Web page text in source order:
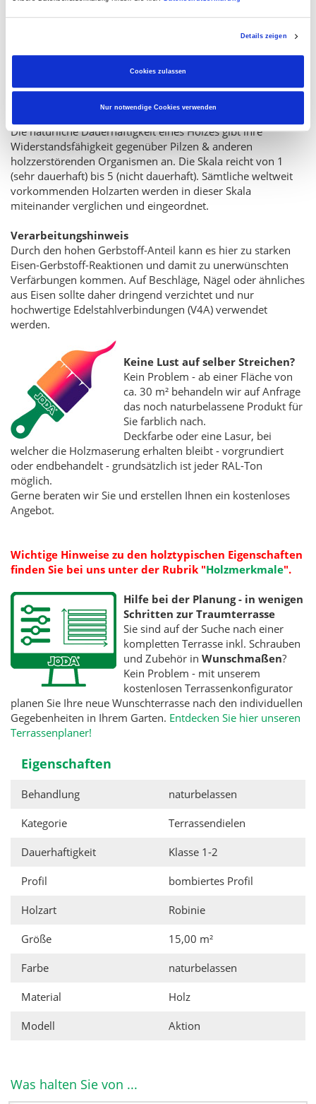
Details zeigen
Cookies zulassen
Nur notwendige Cookies verwenden
Bewitterung eine silber-graue Patina. Um die natürliche
Farbgebung der Robinie zu erhalten, sollte diese direkt oder
sogar vor Verarbeitung behandelt werden z. B.
mitJoda color Terrassenöl.
Die natürliche Dauerhaftigkeit eines Holzes gibt ihre
Widerstandsfähigkeit gegenüber Pilzen & anderen
holzzerstörenden Organismen an. Die Skala reicht von 1
(sehr dauerhaft) bis 5 (nicht dauerhaft). Sämtliche weltweit
vorkommenden Holzarten werden in dieser Skala
miteinander verglichen und eingeordnet.
Verarbeitungshinweis
Durch den hohen Gerbstoff-Anteil kann es hier zu starken
Eisen-Gerbstoff-Reaktionen und damit zu unerwünschten
Verfärbungen kommen. Auf Beschläge, Nägel oder ähnliches
aus Eisen sollte daher dringend verzichtet und nur
hochwertige Edelstahlverbindungen (V4A) verwendet
werden.
Keine Lust auf selber Streichen?
Kein Problem - ab einer Fläche von
ca. 30 m² behandeln wir auf Anfrage
das noch naturbelassene Produkt für
Sie farblich nach.
Deckfarbe oder eine Lasur, bei
welcher die Holzmaserung erhalten bleibt - vorgrundiert
oder endbehandelt - grundsätzlich ist jeder RAL-Ton
möglich.
Gerne beraten wir Sie und erstellen Ihnen ein kostenloses
Angebot.
Wichtige Hinweise zu den holztypischen Eigenschaften
finden Sie bei uns unter der Rubrik "Holzmerkmale".
Hilfe bei der Planung - in wenigen
Schritten zur Traumterrasse
Sie sind auf der Suche nach einer
kompletten Terrasse inkl. Schrauben
und Zubehör in Wunschmaßen?
Kein Problem - mit unserem
kostenlosen Terrassenkonfigurator
planen Sie Ihre neue Wunschterrasse nach den individuellen
Gegebenheiten in Ihrem Garten. Entdecken Sie hier unseren
Terrassenplaner!
Eigenschaften
Behandlung naturbelassen
Kategorie Terrassendielen
Dauerhaftigkeit Klasse 1-2
Profil bombiertes Profil
Holzart Robinie
Größe 15,00 m²
Farbe naturbelassen
Material Holz
Modell Aktion
Was halten Sie von ...